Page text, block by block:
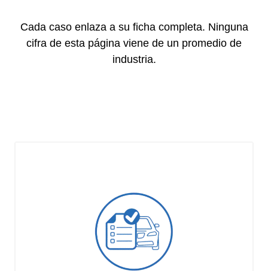
Cada caso enlaza a su ficha completa. Ninguna
cifra de esta página viene de un promedio de
industria.